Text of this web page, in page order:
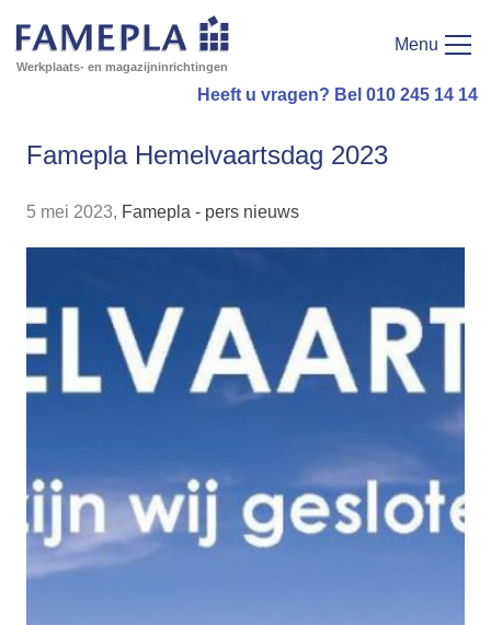
Werkplaats- en magazijninrichtingen
Menu
Heeft u vragen? Bel 010 245 14 14
Famepla Hemelvaartsdag 2023
5 mei 2023, Famepla - pers nieuws